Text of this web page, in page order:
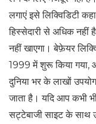
लगाएं इसे लिक्विडिटी
हिस्सेदारी से अधिक नहीं
नहीं खाएगा। बेफ़ेयर
1999 में शुरू किया
दुनिया भर के लाखों
जाता है। यदि आप कभी
सट्टेबाजी साइट के साथ